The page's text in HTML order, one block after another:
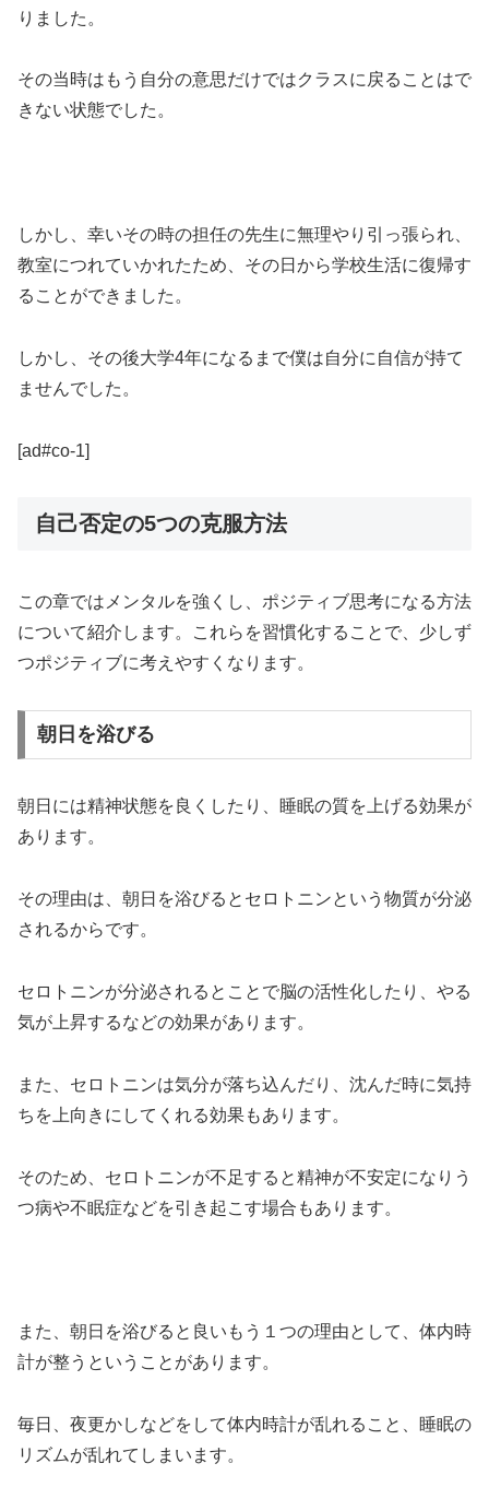
りました。
その当時はもう自分の意思だけではクラスに戻ることはで
きない状態でした。
しかし、幸いその時の担任の先生に無理やり引っ張られ、
教室につれていかれたため、その日から学校生活に復帰す
ることができました。
しかし、その後大学4年になるまで僕は自分に自信が持て
ませんでした。
[ad#co-1]
自己否定の5つの克服方法
この章ではメンタルを強くし、ポジティブ思考になる方法
について紹介します。これらを習慣化することで、少しず
つポジティブに考えやすくなります。
朝日を浴びる
朝日には精神状態を良くしたり、睡眠の質を上げる効果が
あります。
その理由は、朝日を浴びるとセロトニンという物質が分泌
されるからです。
セロトニンが分泌されるとことで脳の活性化したり、やる
気が上昇するなどの効果があります。
また、セロトニンは気分が落ち込んだり、沈んだ時に気持
ちを上向きにしてくれる効果もあります。
そのため、セロトニンが不足すると精神が不安定になりう
つ病や不眠症などを引き起こす場合もあります。
また、朝日を浴びると良いもう１つの理由として、体内時
計が整うということがあります。
毎日、夜更かしなどをして体内時計が乱れること、睡眠の
リズムが乱れてしまいます。